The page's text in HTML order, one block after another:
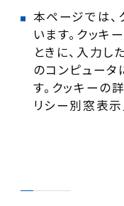
本ページでは、
います。クッキ
ときに、入力
のコンピュー
す。クッキーの
リシー別窓表示